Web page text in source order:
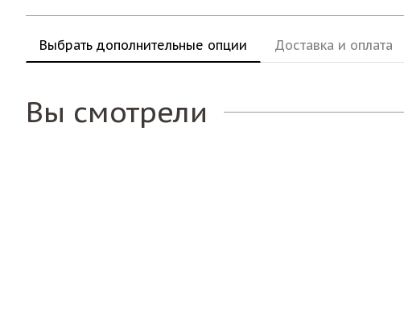
Выбрать дополнительные опции Доставка и оплата
Вы смотрели